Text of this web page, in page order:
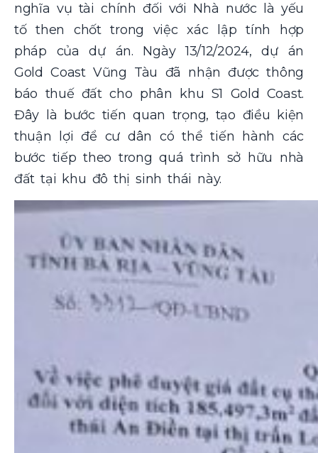
nghĩa vụ tài chính đối với Nhà nước là yếu
tố then chốt trong việc xác lập tính hợp
pháp của dự án. Ngày 13/12/2024, dự án
Gold Coast Vũng Tàu đã nhận được thông
báo thuế đất cho phân khu S1 Gold Coast.
Đây là bước tiến quan trọng, tạo điều kiện
thuận lợi để cư dân có thể tiến hành các
bước tiếp theo trong quá trình sở hữu nhà
đất tại khu đô thị sinh thái này.